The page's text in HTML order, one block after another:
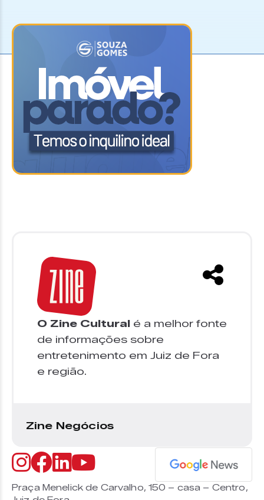
O Zine Cultural é a melhor fonte
de informações sobre
entretenimento em Juiz de Fora
e região.
Zine Negócios
Praça Menelick de Carvalho, 150 – casa – Centro,